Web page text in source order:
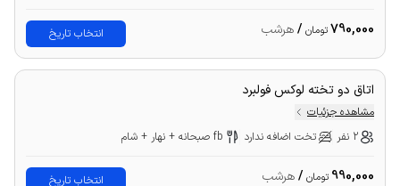
790,000تومان /هرشب انتخاب تاریخ
اتاق دو تخته لوکس فولبرد
مشاهده جزئیات
2 نفر
تخت اضافه ندارد fb صبحانه + نهار + شام
990,000 تومان /هرشب انتخاب تاریخ